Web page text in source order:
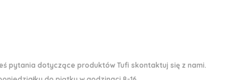
pytania dotyczące produktów Tufi skontaktuj się z nami.